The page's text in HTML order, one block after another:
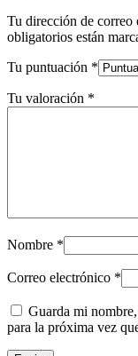
Tu dirección de correo
obligatorios están
Tu puntuación *
Tu valoración *
Nombre *
Correo electrónico *
Guarda mi
para la próxima vez